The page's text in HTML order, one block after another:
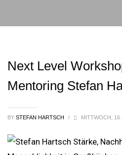
Next Level
Mentoring Stefan
BY STEFAN HARTSCH / MITTWOCH, 16